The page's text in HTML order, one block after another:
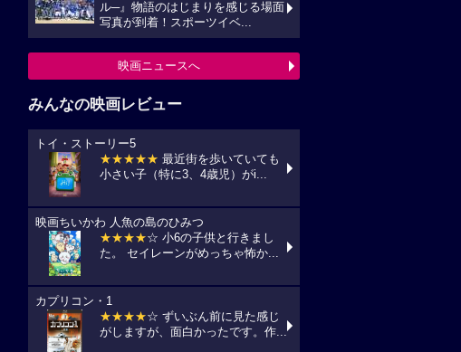
ル─』物語のはじまりを感じる場面
写真が到着！スポーツイベ...
映画ニュースへ
みんなの映画レビュー
トイ・ストーリー5
★★★★★ 最近街を歩いていても
小さい子（特に3、4歳児）がi...
映画ちいかわ 人魚の島のひみつ
★★★★☆ 小6の子供と行きまし
た。 セイレーンがめっちゃ怖か...
カプリコン・1
★★★★☆ ずいぶん前に見た感じ
がしますが、面白かったです。作...